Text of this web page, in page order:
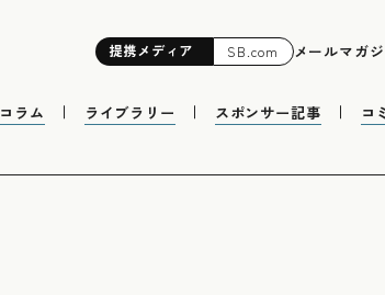
提携メディア SB.com メールマガ
コラム ライブラリー スポンサー記事 コ